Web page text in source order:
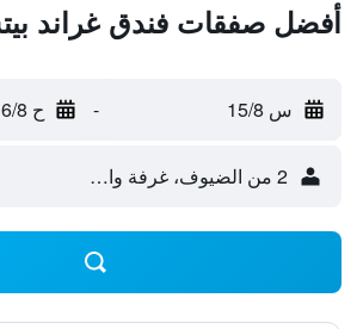
أفضل صفقات فندق غراند
س 15/8 - ح 16/8
2 من الضيوف، غرفة واحدة